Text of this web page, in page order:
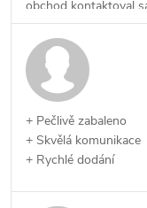
obchod kontaktoval
což kvituji.
+ Pečlivě zabaleno
+ Skvělá komunikace
+ Rychlé dodání